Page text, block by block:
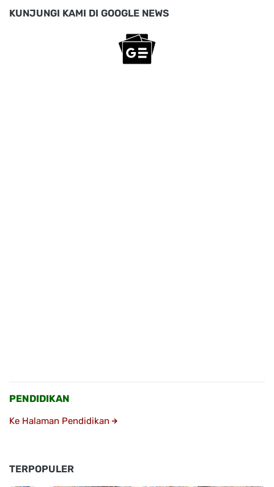
KUNJUNGI KAMI DI GOOGLE NEWS
PENDIDIKAN
Ke Halaman Pendidikan
TERPOPULER